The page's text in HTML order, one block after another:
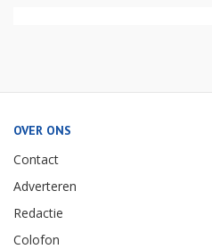
OVER ONS
Contact
Adverteren
Redactie
Colofon